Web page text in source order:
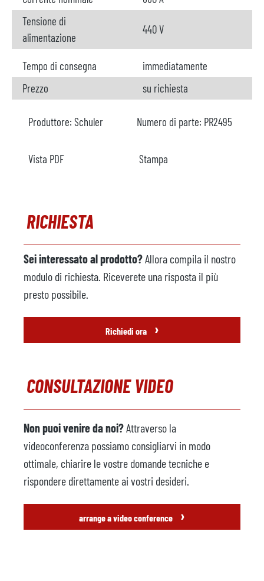
Tensione di
alimentazione
440 V
Tempo di consegna
immediatamente
Prezzo
su richiesta
Produttore: Schuler Numero di parte: PR2495
Vista PDF Stampa
RICHIESTA
Sei interessato al prodotto?Allora compila il nostro
modulo di richiesta. Riceverete una risposta il più
presto possibile.
Richiedi ora ›
CONSULTAZIONE VIDEO
Non puoi venire da noi?Attraverso la
videoconferenza possiamo consigliarvi in modo
ottimale, chiarire le vostre domande tecniche e
rispondere direttamente ai vostri desideri.
arrange a video conference ›